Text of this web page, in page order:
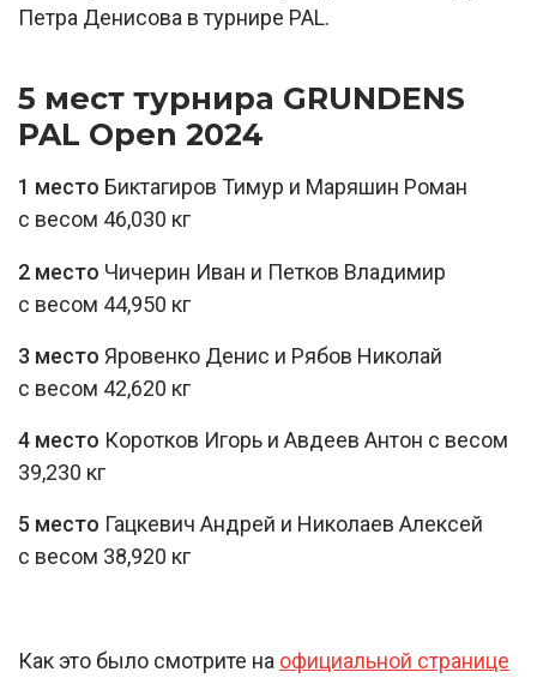
Петра Денисова в турнире PAL.
5 мест турнира GRUNDENS
PAL Open 2024
1 место Биктагиров Тимур и Маряшин Роман
с весом 46,030 кг
2 место Чичерин Иван и Петков Владимир
с весом 44,950 кг
3 место Яровенко Денис и Рябов Николай
с весом 42,620 кг
4 место Коротков Игорь и Авдеев Антон с весом
39,230 кг
5 место Гацкевич Андрей и Николаев Алексей
с весом 38,920 кг
Как это было смотрите на официальной странице